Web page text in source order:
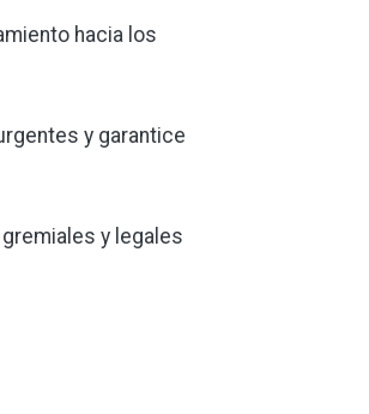
hacia los
y garantice
y legales